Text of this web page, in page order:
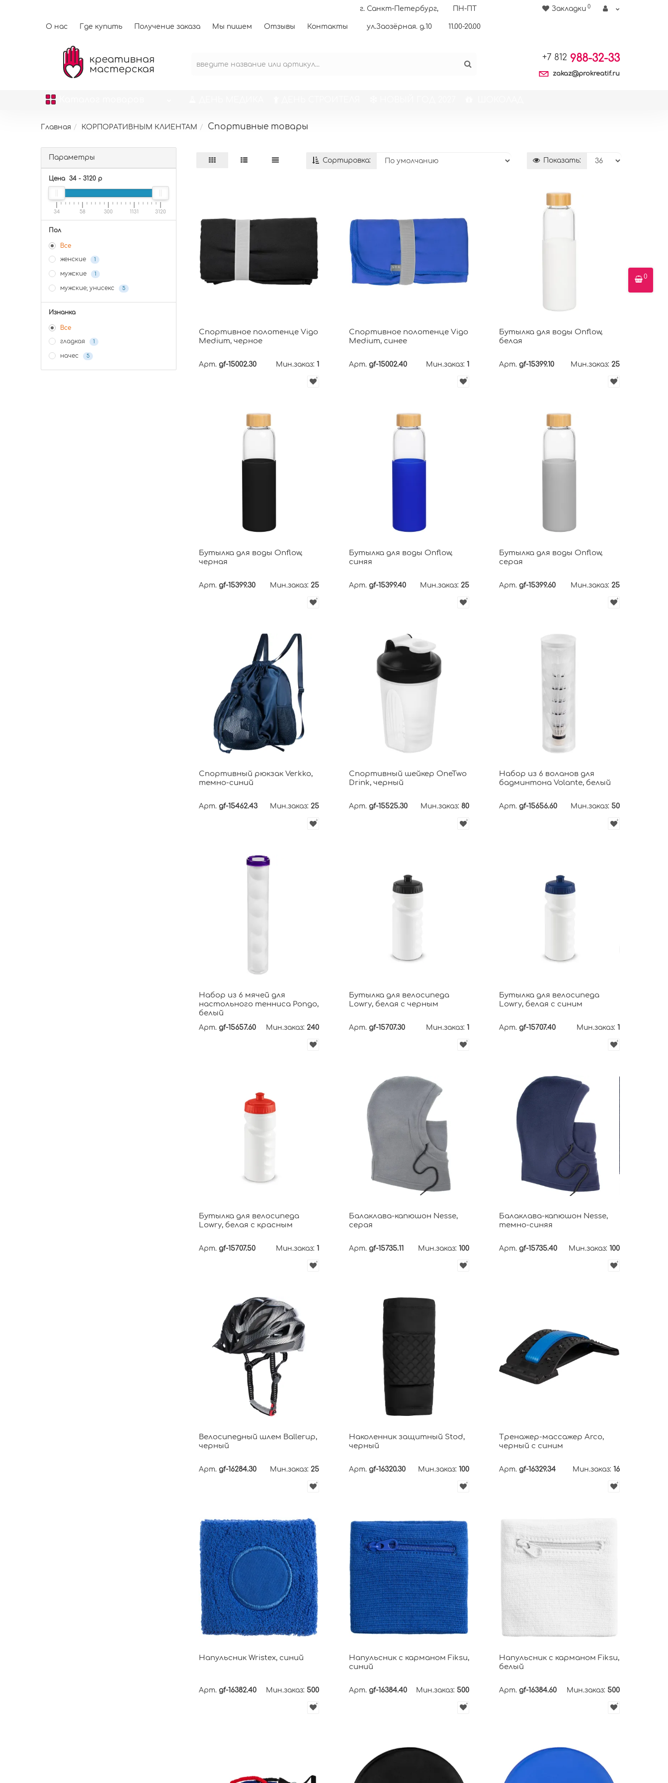
О нас Где купить Получение заказа Мы пишем Отзывы Контакты
г. Санкт-Петербург,
ул.Заозёрная. д.10
ПН-ПТ
11.00-20.00
Закладки 0
+7 812 988-32-33
zakaz@prokreatif.ru
0
Главная КОРПОРАТИВНЫМ КЛИЕНТАМ Спортивные товары
Параметры
Цена34 -3120 р
34 58 300 1131 3120
Пол
Все
женские
1
мужские 1
мужские; унисекс 5
Изнанка
Все
гладкая
1
начес 5
Сортировка: Показать:
Спортивное полотенце Vigo
Medium, черное
Арт. gf-15002.30 Мин.заказ: 1
Спортивное полотенце Vigo
Medium, синее
Арт. gf-15002.40 Мин.заказ:1
Бутылка для воды Onflow,
белая
Арт. gf-15399.10 Мин.заказ: 25
Бутылка для воды Onflow,
черная
Арт. gf-15399.30 Мин.заказ: 25
Бутылка для воды Onflow,
синяя
Арт. gf-15399.40 Мин.заказ: 25
Бутылка для воды Onflow,
серая
Арт. gf-15399.60 Мин.заказ: 25
Спортивный рюкзак Verkko,
темно-синий
Арт. gf-15462.43 Мин.заказ: 25
Спортивный шейкер OneTwo
Drink, черный
Арт. gf-15525.30 Мин.заказ: 80
Набор из 6 воланов для
бадминтона Volante, белый
Арт. gf-15656.60 Мин.заказ: 50
Набор из 6 мячей для
настольного тенниса Pongo,
белый
Арт. gf-15657.60 Мин.заказ: 240
Бутылка для велосипеда
Lowry, белая с черным
Арт. gf-15707.30 Мин.заказ:1
Бутылка для велосипеда
Lowry, белая с синим
Арт. gf-15707.40 Мин.заказ: 1
Бутылка для велосипеда
Lowry, белая с красным
Арт. gf-15707.50 Мин.заказ: 1
Балаклава-капюшон Nesse,
серая
Арт. gf-15735.11 Мин.заказ:100
Балаклава-капюшон Nesse,
темно-синяя
Арт. gf-15735.40 Мин.заказ: 100
Велосипедный шлем Ballerup,
черный
Арт. gf-16284.30 Мин.заказ: 25
Наколенник защитный Stod,
черный
Арт. gf-16320.30 Мин.заказ:100
Тренажер-массажер Arco,
черный с синим
Арт. gf-16329.34 Мин.заказ: 16
Напульсник Wristex, синий
Арт. gf-16382.40 Мин.заказ: 500
Напульсник с карманом Fiksu,
синий
Арт. gf-16384.40 Мин.заказ: 500
Напульсник с карманом Fiksu,
белый
Арт. gf-16384.60 Мин.заказ: 500